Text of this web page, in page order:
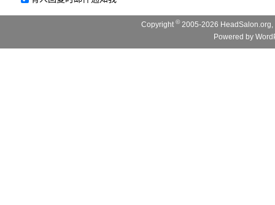
Copyright© 2005-2026
Powered by